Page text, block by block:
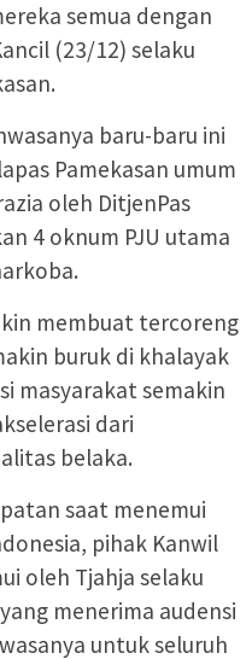
semua dengan
(23/12) selaku
baru-baru ini
Pamekasan umum
oleh DitjenPas
4 oknum PJU utama
membuat tercoreng
buruk di khalayak
masyarakat semakin
dari
belaka.
saat menemui
pihak Kanwil
oleh Tjahja selaku
menerima audensi
untuk seluruh